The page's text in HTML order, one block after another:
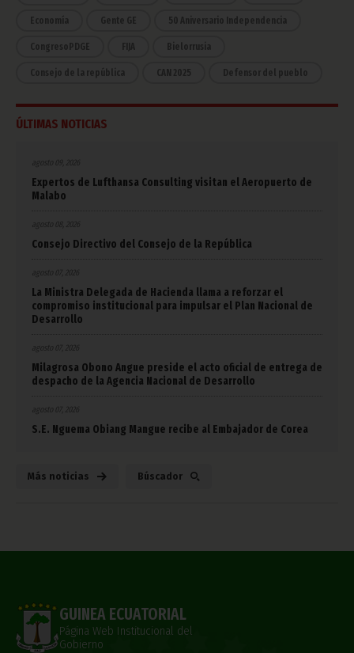
Economía Gente GE 50 Aniversario Independencia
CongresoPDGE FIJA Bielorrusia
Consejo de la república CAN 2025 Defensor del pueblo
ÚLTIMAS NOTICIAS
agosto 09, 2026
Expertos de Lufthansa Consulting visitan el Aeropuerto de
Malabo
agosto 08, 2026
Consejo Directivo del Consejo de la República
agosto 07, 2026
La Ministra Delegada de Hacienda llama a reforzar el
compromiso institucional para impulsar el Plan Nacional de
Desarrollo
agosto 07, 2026
Milagrosa Obono Angue preside el acto oficial de entrega de
despacho de la Agencia Nacional de Desarrollo
agosto 07, 2026
S.E. Nguema Obiang Mangue recibe al Embajador de Corea
Más noticias Búscador
GUINEA ECUATORIAL
Página Web Institucional del
Gobierno